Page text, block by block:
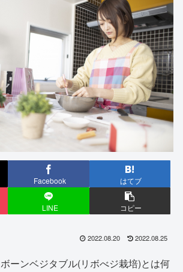
Facebook はてブ
LINE コピー
2022.08.20 2022.08.25
ーンベジタブル(リボべジ栽培)とは何